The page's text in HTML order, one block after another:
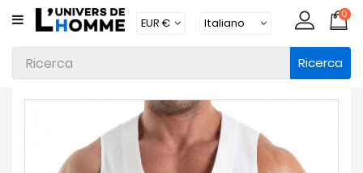
CATEGORIA
Intimo
Abbigliamento
Loungewear
0
Ricerca